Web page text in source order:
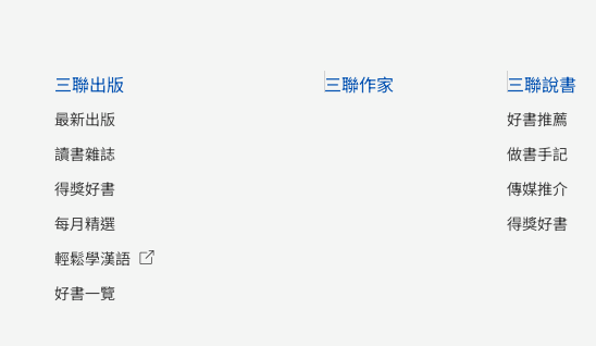
三聯出版
最新出版
讀書雜誌
得獎好書
每月精選
輕鬆學漢語
好書一覽
三聯作家 三聯說書
好書推薦
做書手記
傳媒推介
得獎好書